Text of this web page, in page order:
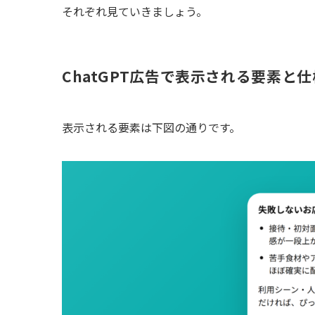
それぞれ見ていきましょう。
ChatGPT広告で表示される要素と
表示される要素は下図の通りです。